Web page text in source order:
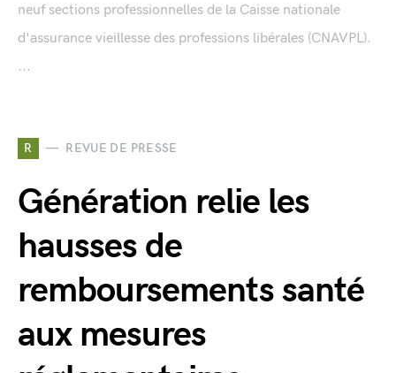
neuf sections professionnelles de la Caisse nationale
d'assurance vieillesse des professions libérales (CNAVPL).
...
R REVUE DE PRESSE
Génération relie les
hausses de
remboursements santé
aux mesures